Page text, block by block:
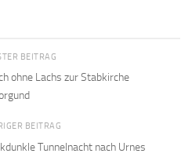
BEITRAG
ohne Lachs zur Stabkirche
BEITRAG
Tunnelnacht nach Urnes